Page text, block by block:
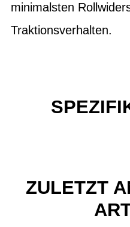
minimalsten
Traktionsverhalten.
ZULETZT